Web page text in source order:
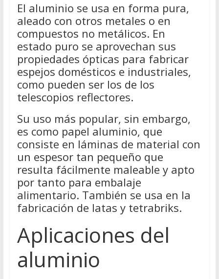
El aluminio se usa en forma pura,
aleado con otros metales o en
compuestos no metálicos. En
estado puro se aprovechan sus
propiedades ópticas para fabricar
espejos domésticos e industriales,
como pueden ser los de los
telescopios reflectores.
Su uso más popular, sin embargo,
es como papel aluminio, que
consiste en láminas de material con
un espesor tan pequeño que
resulta fácilmente maleable y apto
por tanto para embalaje
alimentario. También se usa en la
fabricación de latas y tetrabriks.
Aplicaciones del
aluminio